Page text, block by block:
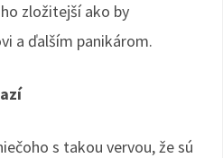
zložitejší ako by
a ďalším panikárom.
s takou vervou, že sú